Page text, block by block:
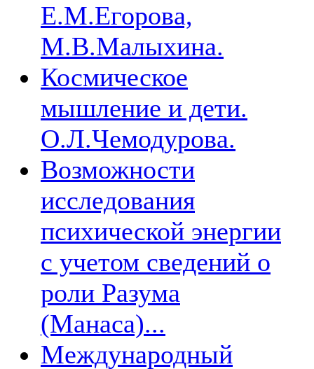
Е.М.Егорова,
М.В.Малыхина.
Космическое
мышление и дети.
О.Л.Чемодурова.
Возможности
исследования
психической энергии
с учетом сведений о
роли Разума
(Манаса)...
Международный